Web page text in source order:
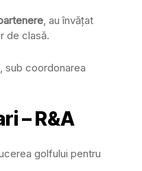
, au învățat
de clasă.
sub coordonarea
– R&A
golfului pentru